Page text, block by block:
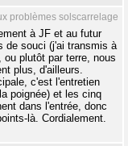
problèmes solscarrelage
à JF et au futur
de souci (j'ai transmis à
ou plutôt par terre, nous
plus, d'ailleurs.
c'est l'entretien
poignée) et les cinq
dans l'entrée, donc
là. Cordialement.